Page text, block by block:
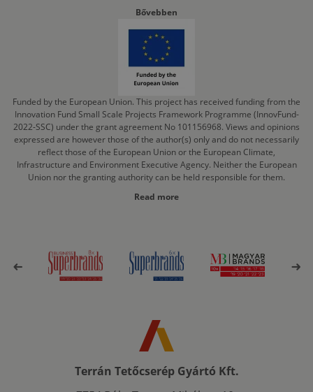
Bővebben
Funded by the European Union. This project has received funding from the
Innovation Fund Small Scale Projects Framework Programme (InnovFund-
2022-SSC) under the grant agreement No 101156968. Views and opinions
expressed are however those of the author(s) only and do not necessarily
reflect those of the European Union or the European Climate,
Infrastructure and Environment Executive Agency. Neither the European
Union nor the granting authority can be held responsible for them.
Read more
Terrán Tetőcserép Gyártó Kft.